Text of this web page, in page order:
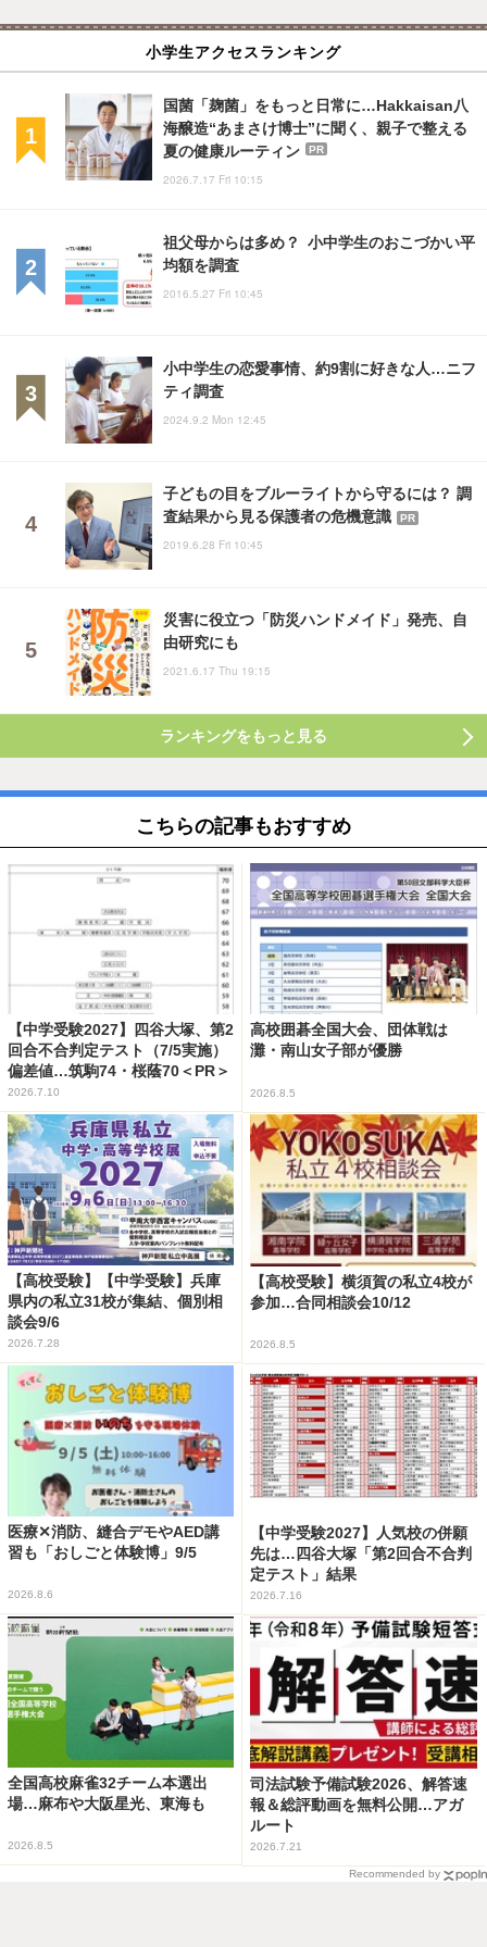
小学生アクセスランキング
国菌「麹菌」をもっと日常に…Hakkaisan八
海醸造“あまさけ博士”に聞く、親子で整える
夏の健康ルーティン
PR
2026.7.17 Fri 10:15
祖父母からは多め？ 小中学生のおこづかい平
均額を調査
2016.5.27 Fri 10:45
小中学生の恋愛事情、約9割に好きな人…ニフ
ティ調査
2024.9.2 Mon 12:45
子どもの目をブルーライトから守るには？ 調
査結果から見る保護者の危機意識
PR
2019.6.28 Fri 10:45
災害に役立つ「防災ハンドメイド」発売、自
由研究にも
2021.6.17 Thu 19:15
ランキングをもっと見る
こちらの記事もおすすめ
【中学受験2027】四谷大塚、第2
回合不合判定テスト（7/5実施）
偏差値…筑駒74・桜蔭70＜PR＞
2026.7.10
高校囲碁全国大会、団体戦は
灘・南山女子部が優勝
2026.8.5
【高校受験】【中学受験】兵庫
県内の私立31校が集結、個別相
談会9/6
2026.7.28
【高校受験】横須賀の私立4校が
参加…合同相談会10/12
2026.8.5
医療✕消防、縫合デモやAED講
習も「おしごと体験博」9/5
2026.8.6
【中学受験2027】人気校の併願
先は…四谷大塚「第2回合不合判
定テスト」結果
2026.7.16
全国高校麻雀32チーム本選出
場…麻布や大阪星光、東海も
2026.8.5
司法試験予備試験2026、解答速
報＆総評動画を無料公開…アガ
ルート
2026.7.21
Recommended by